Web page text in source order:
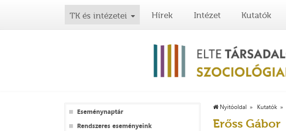
TK és intézetei Hírek Intézet Kutatók
Eseménynaptár
Rendszeres eseményeink
Nyitóoldal Kutatók
Erőss Gábor